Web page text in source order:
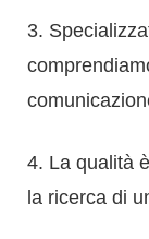
3.
4. La qualità
la ricerca di